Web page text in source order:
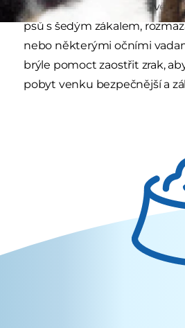
neznamená, že nemají své
psů s šedým zákalem,
nebo některými očními
brýle pomoct zaostřit zrak,
pobyt venku bezpečnější a